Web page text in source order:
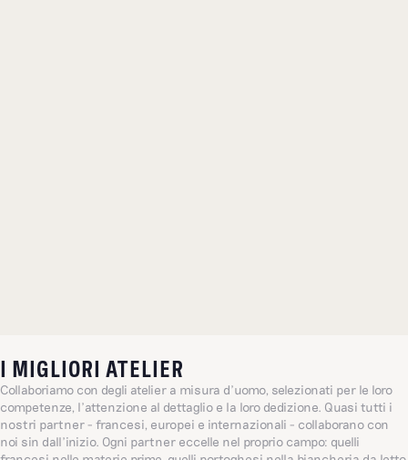
I MIGLIORI ATELIER
Collaboriamo con degli atelier a misura d’uomo, selezionati per le loro
competenze, l’attenzione al dettaglio e la loro dedizione. Quasi tutti i
nostri partner - francesi, europei e internazionali - collaborano con
noi sin dall’inizio. Ogni partner eccelle nel proprio campo: quelli